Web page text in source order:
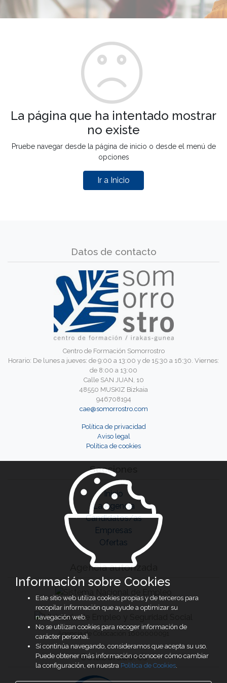
La página que ha intentado mostrar
no existe
Pruebe navegar desde la página de inicio o desde el menú de
opciones
Ir a Inicio
Datos de contacto
Centro de Formación Somorrostro
Horario: De lunes a jueves: de 9:00 a 13:00 y de 15:30 a 16:30. Viernes:
de 8:00 a 13:00
Calle SAN JUAN, 10
48550 MUSKIZ Bizkaia
946708194
cae@somorrostro.com
Política de privacidad
Aviso legal
Política de cookies
Secciones
Inicio
La Agencia
Candidatos/as
Empresas
Ofertas
Agencia autorizada
Agencia de Colocación 1600000091
Colaboradores
Información sobre Cookies
Este sitio web utiliza cookies propias y de terceros para
recopilar información que ayude a optimizar su
navegación web.
No se utilizan cookies para recoger información de
carácter personal.
Si continúa navegando, consideramos que acepta su uso.
Puede obtener más información o conocer cómo cambiar
la configuración, en nuestra Política de Cookies.